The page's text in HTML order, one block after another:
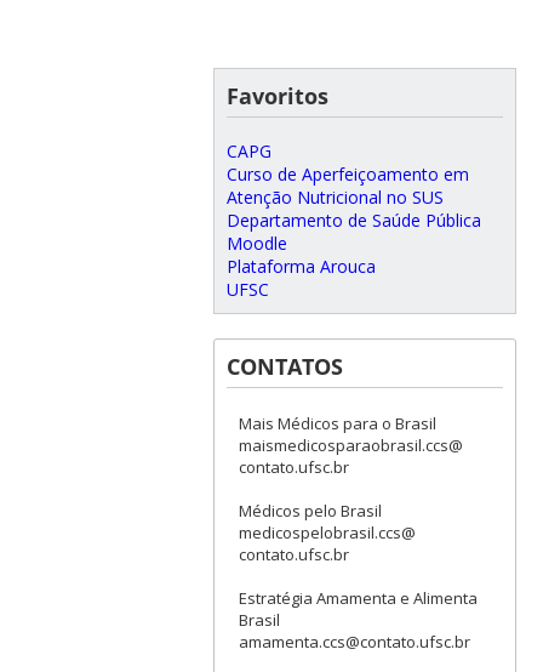
Favoritos
CAPG
Curso de Aperfeiçoamento em
Atenção Nutricional no SUS
Departamento de Saúde Pública
Moodle
Plataforma Arouca
UFSC
CONTATOS
Mais Médicos para o Brasil
maismedicosparaobrasil.ccs@
contato.ufsc.br
Médicos pelo Brasil
medicospelobrasil.ccs@
contato.ufsc.br
Estratégia Amamenta e Alimenta
Brasil
amamenta.ccs@contato.ufsc.br